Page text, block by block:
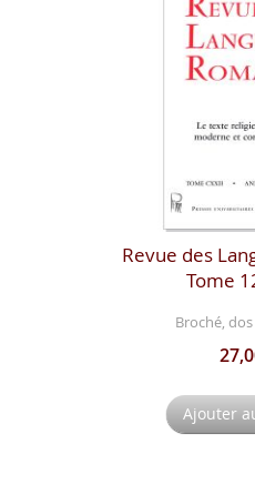
Revue des
Tome
Broché,
Ajouter